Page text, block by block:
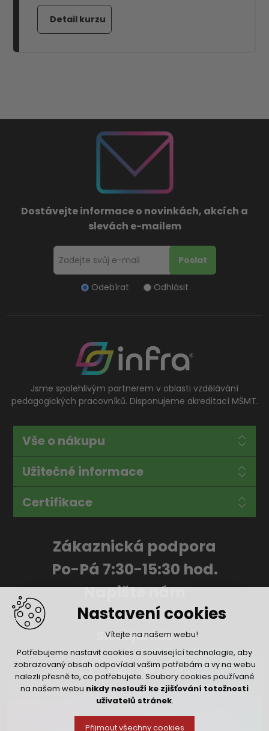
Nastavení cookies
Vítejte na našem webu!
Potřebujeme nastavit cookies a související technologie, aby
zobrazovaný obsah odpovídal vašim potřebám a vy na webu
nalezli přesně to, co potřebujete. Soubory cookies používané
na našem webu nikdy neslouží ke zjišťování totožnosti
uživatelů stránek.
Přijmout všechny cookies
Dostávejte informace o novinkách, akcích a
slevách e-mailem
Odebírat Odhlásit
Jsme spolehlivým partnerem v oblasti vzdělávání
pedagogických pracovníků. Disponujeme akreditací MŠMT.
Vše o nákupu
Užitečné informace
Certifikace
Zákaznická podpora
Po-Pá 7:30-15:30 hod.
Napište nám
Sledujte nás